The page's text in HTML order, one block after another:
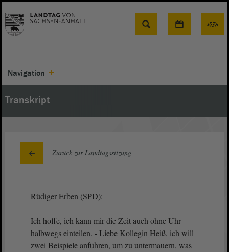
Suche
Navigation
Transkript
Zurück zur Landtagssitzung
Rüdiger Erben (SPD):
Ich hoffe, ich kann mir die Zeit auch ohne Uhr
halbwegs einteilen. - Liebe Kollegin Heiß, ich will
zwei Beispiele anführen, um zu untermauern, was